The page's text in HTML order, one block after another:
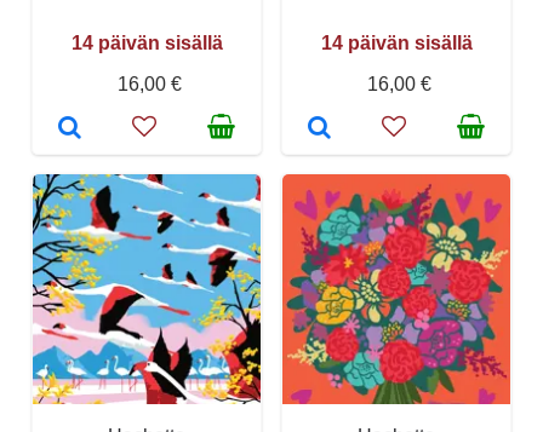
14 päivän sisällä
16,00 €
14 päivän sisällä
16,00 €